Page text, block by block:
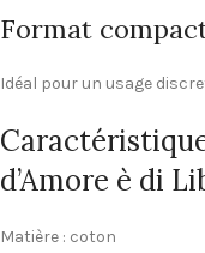
Format
Idéal pour un usage
d’Amore è di
Matière : coton